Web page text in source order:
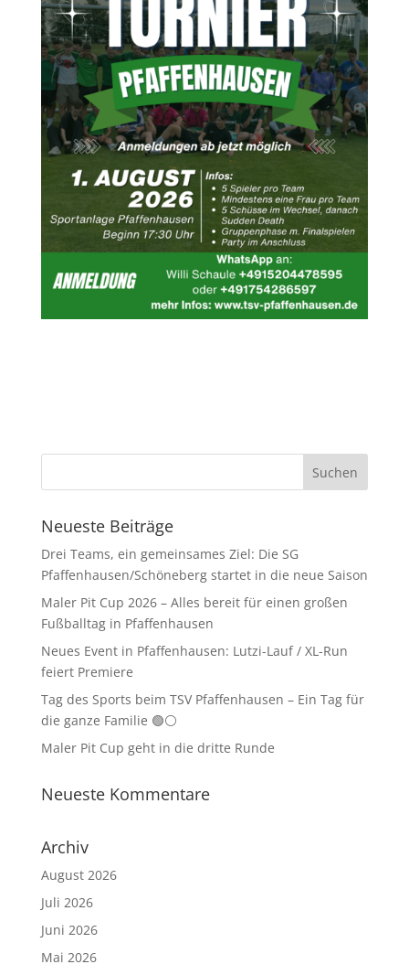
Neueste Beiträge
Drei Teams, ein gemeinsames Ziel: Die SG
Pfaffenhausen/Schöneberg startet in die neue Saison
Maler Pit Cup 2026 – Alles bereit für einen großen
Fußballtag in Pfaffenhausen
Neues Event in Pfaffenhausen: Lutzi-Lauf / XL-Run
feiert Premiere
Tag des Sports beim TSV Pfaffenhausen – Ein Tag für
die ganze Familie 🟢⚪
Maler Pit Cup geht in die dritte Runde
Neueste Kommentare
Archiv
August 2026
Juli 2026
Juni 2026
Mai 2026